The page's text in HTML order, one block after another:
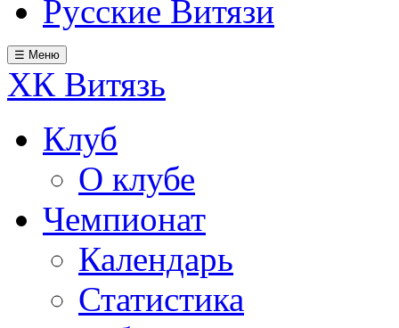
Русские Витязи
☰ Меню
ХК Витязь
Клуб
О клубе
Чемпионат
Календарь
Статистика